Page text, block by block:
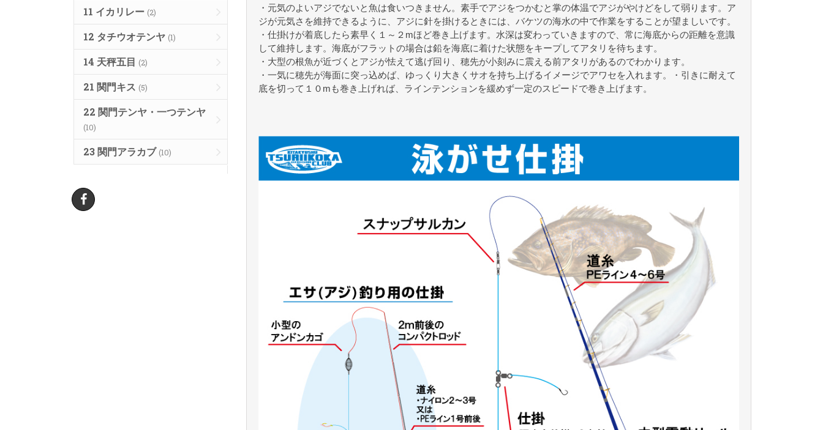
・元気のよいアジでないと魚は食いつきません。素手でアジをつかむと掌の体温でアジがやけどをして弱ります。ア
ジが元気さを維持できるように、アジに針を掛けるときには、バケツの海水の中で作業をすることが望ましいです。
・仕掛けが着底したら素早く１～２mほど巻き上げます。水深は変わっていきますので、常に海底からの距離を意識
して維持します。海底がフラットの場合は鉛を海底に着けた状態をキープしてアタリを待ちます。
・大型の根魚が近づくとアジが怯えて逃げ回り、穂先が小刻みに震える前アタリがあるのでわかります。
・一気に穂先が海面に突っ込めば、ゆっくり大きくサオを持ち上げるイメージでアワセを入れます。・引きに耐えて
底を切って１０mも巻き上げれば、ラインテンションを緩めず一定のスピードで巻き上げます。
11 イカリレー (2)
12 タチウオテンヤ (1)
14 天秤五目 (2)
21 関門キス (5)
22 関門テンヤ・一つテンヤ
(10)
23 関門アラカブ (10)
Facebook